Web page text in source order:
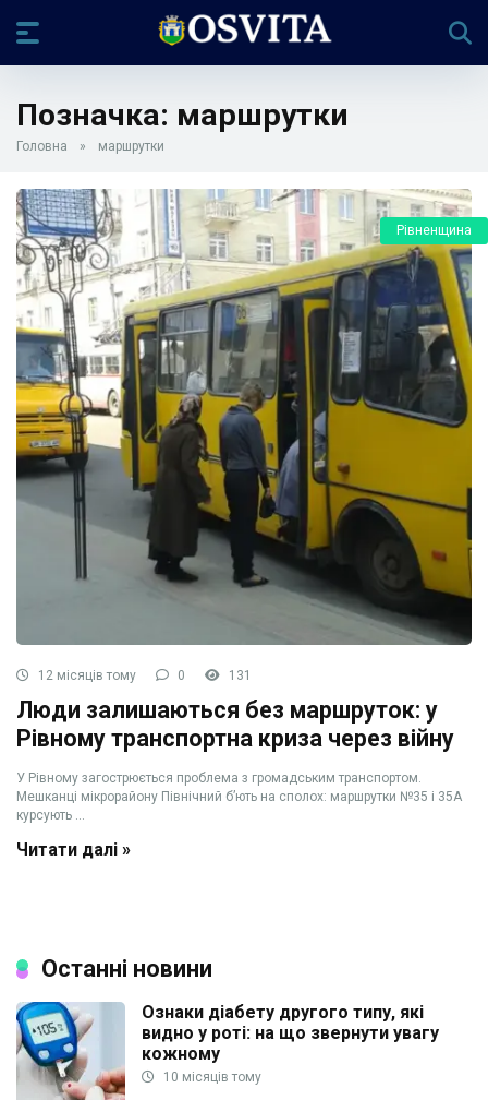
Позначка: маршрутки
Головна » маршрутки
Рівненщина
12 місяців тому 0 131
Люди залишаються без маршруток: у
Рівному транспортна криза через війну
У Рівному загострюється проблема з громадським транспортом.
Мешканці мікрорайону Північний б’ють на сполох: маршрутки №35 і 35А
курсують ...
Читати далі »
Останні новини
Ознаки діабету другого типу, які
видно у роті: на що звернути увагу
кожному
10 місяців тому